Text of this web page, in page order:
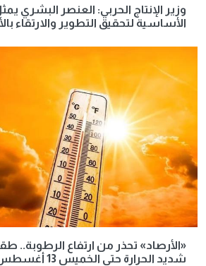
وزير الإنتاج الحربي: العنصر البشري
الأساسية لتحقيق التطوير والارتقاء
«الأرصاد» تحذر من ارتفاع الرطوبة..
شديد الحرارة حتى الخميس 13 أغسطس 2026